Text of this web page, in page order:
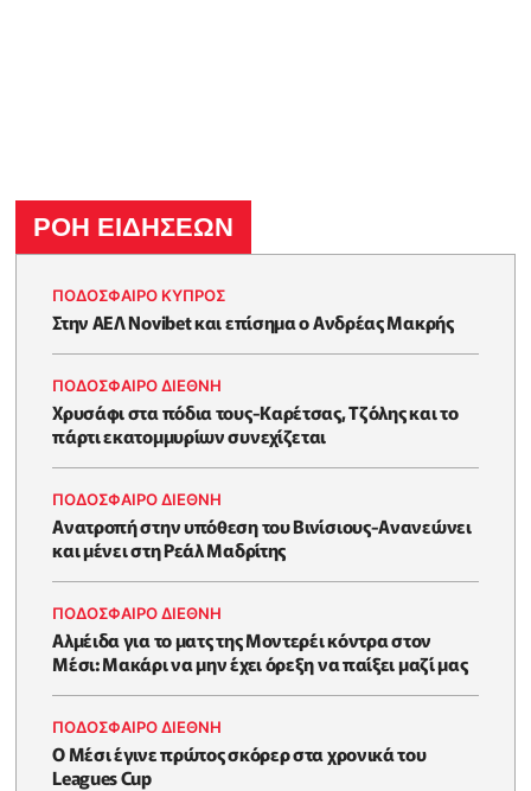
ΡΟΗ ΕΙΔΗΣΕΩΝ
ΠΟΔΟΣΦΑΙΡΟ ΚΥΠΡΟΣ
Στην ΑΕΛ Novibet και επίσημα ο Ανδρέας Μακρής
ΠΟΔΟΣΦΑΙΡΟ ΔΙΕΘΝΗ
Χρυσάφι στα πόδια τους-Καρέτσας, Τζόλης και το
πάρτι εκατομμυρίων συνεχίζεται
ΠΟΔΟΣΦΑΙΡΟ ΔΙΕΘΝΗ
Ανατροπή στην υπόθεση του Βινίσιους-Ανανεώνει
και μένει στη Ρεάλ Μαδρίτης
ΠΟΔΟΣΦΑΙΡΟ ΔΙΕΘΝΗ
Αλμέιδα για το ματς της Μοντερέι κόντρα στον
Μέσι: Μακάρι να μην έχει όρεξη να παίξει μαζί μας
ΠΟΔΟΣΦΑΙΡΟ ΔΙΕΘΝΗ
Ο Μέσι έγινε πρώτος σκόρερ στα χρονικά του
Leagues Cup